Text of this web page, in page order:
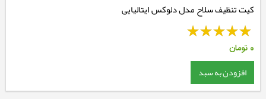
کیت تنظیف سلاح مدل دلوکس ایتالیایی
0 تومان
افزودن به سبد